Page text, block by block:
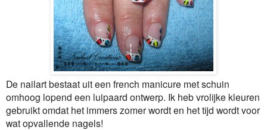
De nailart bestaat uit een french manicure met schuin
omhoog lopend een luipaard ontwerp. Ik heb vrolijke kleuren
gebruikt omdat het immers zomer wordt en het tijd wordt voor
wat opvallende nagels!